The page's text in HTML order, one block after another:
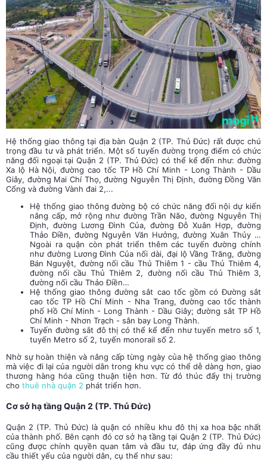
Hệ thống giao thông tại địa bàn Quận 2 (TP. Thủ Đức) rất được chú
trọng đầu tư và phát triển. Một số tuyến đường trọng điểm có chức
năng đối ngoại tại Quận 2 (TP. Thủ Đức) có thể kể đến như: đường
Xa lộ Hà Nội, đường cao tốc TP Hồ Chí Minh - Long Thành - Dầu
Giây, đường Mai Chí Thọ, đường Nguyễn Thị Định, đường Đồng Văn
Cống và đường Vành đai 2,...
Hệ thống giao thông đường bộ có chức năng đối nội dự kiến
nâng cấp, mở rộng như đường Trần Não, đường Nguyễn Thị
Định, đường Lương Đình Của, đường Đỗ Xuân Hợp, đường
Thảo Điền, đường Nguyễn Văn Hưởng, đường Xuân Thủy …
Ngoài ra quận còn phát triển thêm các tuyến đường chính
như đường Lương Đình Của nối dài, đại lộ Vầng Trăng, đường
Bán Nguyệt, đường nối cầu Thủ Thiêm 1 - cầu Thủ Thiêm 4,
đường nối cầu Thủ Thiêm 2, đường nối cầu Thủ Thiêm 3,
đường nối cầu Thảo Điền…
Hệ thống giao thông đường sắt cao tốc gồm có Đường sắt
cao tốc TP Hồ Chí Minh - Nha Trang, đường cao tốc thành
phố Hồ Chí Minh - Long Thành - Dầu Giây; đường sắt TP Hồ
Chí Minh - Nhơn Trạch - sân bay Long Thành.
Tuyến đường sắt đô thị có thể kể đến như tuyến metro số 1,
tuyến Metro số 2, tuyến monorail số 2.
Nhờ sự hoàn thiện và nâng cấp từng ngày của hệ thống giao thông
mà việc đi lại của người dân trong khu vực có thể dễ dàng hơn, giao
thương hàng hóa cũng thuận tiện hơn. Từ đó thúc đẩy thị trường
cho thuê nhà quận 2 phát triển hơn.
Cơ sở hạ tầng Quận 2 (TP. Thủ Đức)
Quận 2 (TP. Thủ Đức) là quận có nhiều khu đô thị xa hoa bậc nhất
của thành phố. Bên cạnh đó cơ sở hạ tầng tại Quận 2 (TP. Thủ Đức)
cũng được chính quyền quan tâm và đầu tư, đáp ứng đầy đủ nhu
cầu thiết yếu của người dân, cụ thể như sau: